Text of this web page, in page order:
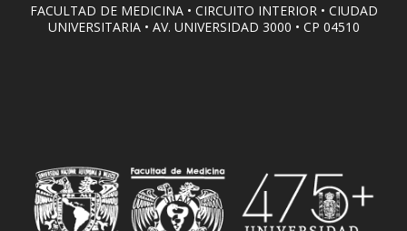
FACULTAD DE MEDICINA • CIRCUITO INTERIOR • CIUDAD
UNIVERSITARIA • AV. UNIVERSIDAD 3000 • CP 04510